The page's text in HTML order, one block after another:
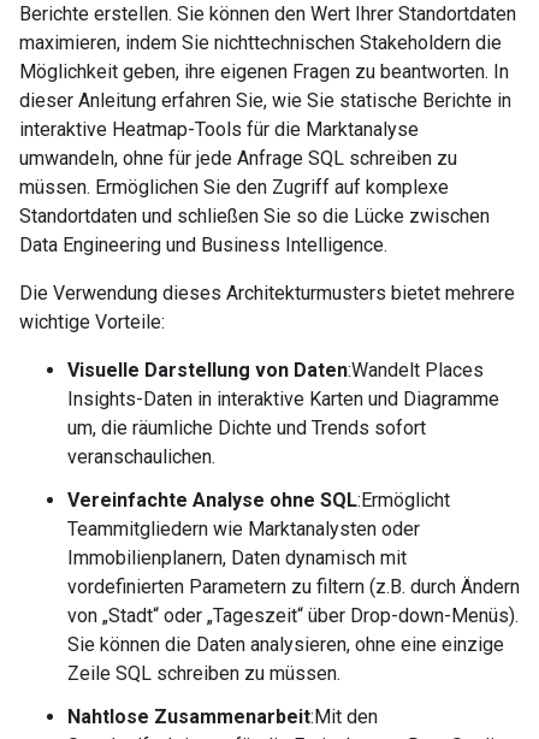
Berichte erstellen. Sie können den Wert Ihrer Standortdaten
maximieren, indem Sie nichttechnischen Stakeholdern die
Möglichkeit geben, ihre eigenen Fragen zu beantworten. In
dieser Anleitung erfahren Sie, wie Sie statische Berichte in
interaktive Heatmap-Tools für die Marktanalyse
umwandeln, ohne für jede Anfrage SQL schreiben zu
müssen. Ermöglichen Sie den Zugriff auf komplexe
Standortdaten und schließen Sie so die Lücke zwischen
Data Engineering und Business Intelligence.
Die Verwendung dieses Architekturmusters bietet mehrere
wichtige Vorteile:
Visuelle Darstellung von Daten:Wandelt Places
Insights-Daten in interaktive Karten und Diagramme
um, die räumliche Dichte und Trends sofort
veranschaulichen.
Vereinfachte Analyse ohne SQL:Ermöglicht
Teammitgliedern wie Marktanalysten oder
Immobilienplanern, Daten dynamisch mit
vordefinierten Parametern zu filtern (z.B. durch Ändern
von „Stadt“ oder „Tageszeit“ über Drop-down-Menüs).
Sie können die Daten analysieren, ohne eine einzige
Zeile SQL schreiben zu müssen.
Nahtlose Zusammenarbeit:Mit den